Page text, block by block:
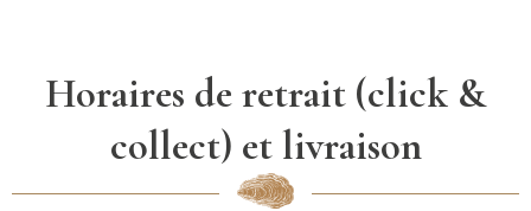
Horaires de retrait (click &
collect) et livraison